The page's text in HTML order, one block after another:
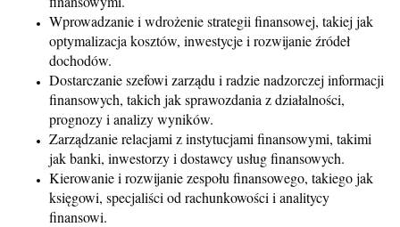
Wprowadzanie i wdrożenie strategii finansowej, takiej jak
optymalizacja kosztów, inwestycje i rozwijanie źródeł
dochodów.
Dostarczanie szefowi zarządu i radzie nadzorczej informacji
finansowych, takich jak sprawozdania z działalności,
prognozy i analizy wyników.
Zarządzanie relacjami z instytucjami finansowymi, takimi
jak banki, inwestorzy i dostawcy usług finansowych.
Kierowanie i rozwijanie zespołu finansowego, takiego jak
księgowi, specjaliści od rachunkowości i analitycy
finansowi.